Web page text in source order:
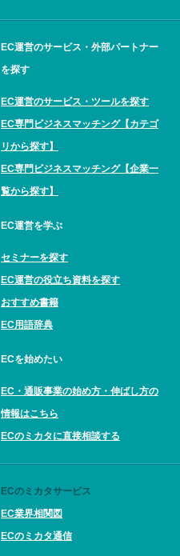
EC運営のサービス・外部パートナー
を探す
EC運営のサービス・ツールを探す
EC専門ビジネスマッチング【カテゴ
リから探す】
EC専門ビジネスマッチング【企業一
覧から探す】
EC運営を学ぶ
セミナーを探す
EC運営の役立ち資料を探す
おすすめ書籍
EC用語辞典
ECを始めたい
EC・通販事業の始め方・伸ばし方の
情報はこちら
ECのミカタに直接相談する
ECのミカタサービス
EC業界相関図
ECのミカタ通信